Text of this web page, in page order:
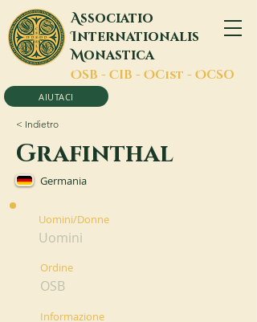
Associatio
Internationalis
Monastica
OSB - CIB - OCist - OCSO
AIUTACI
< Indietro
Grafinthal
Germania
Uomini/Donne
Uomini
Ordine
OSB
Informazione